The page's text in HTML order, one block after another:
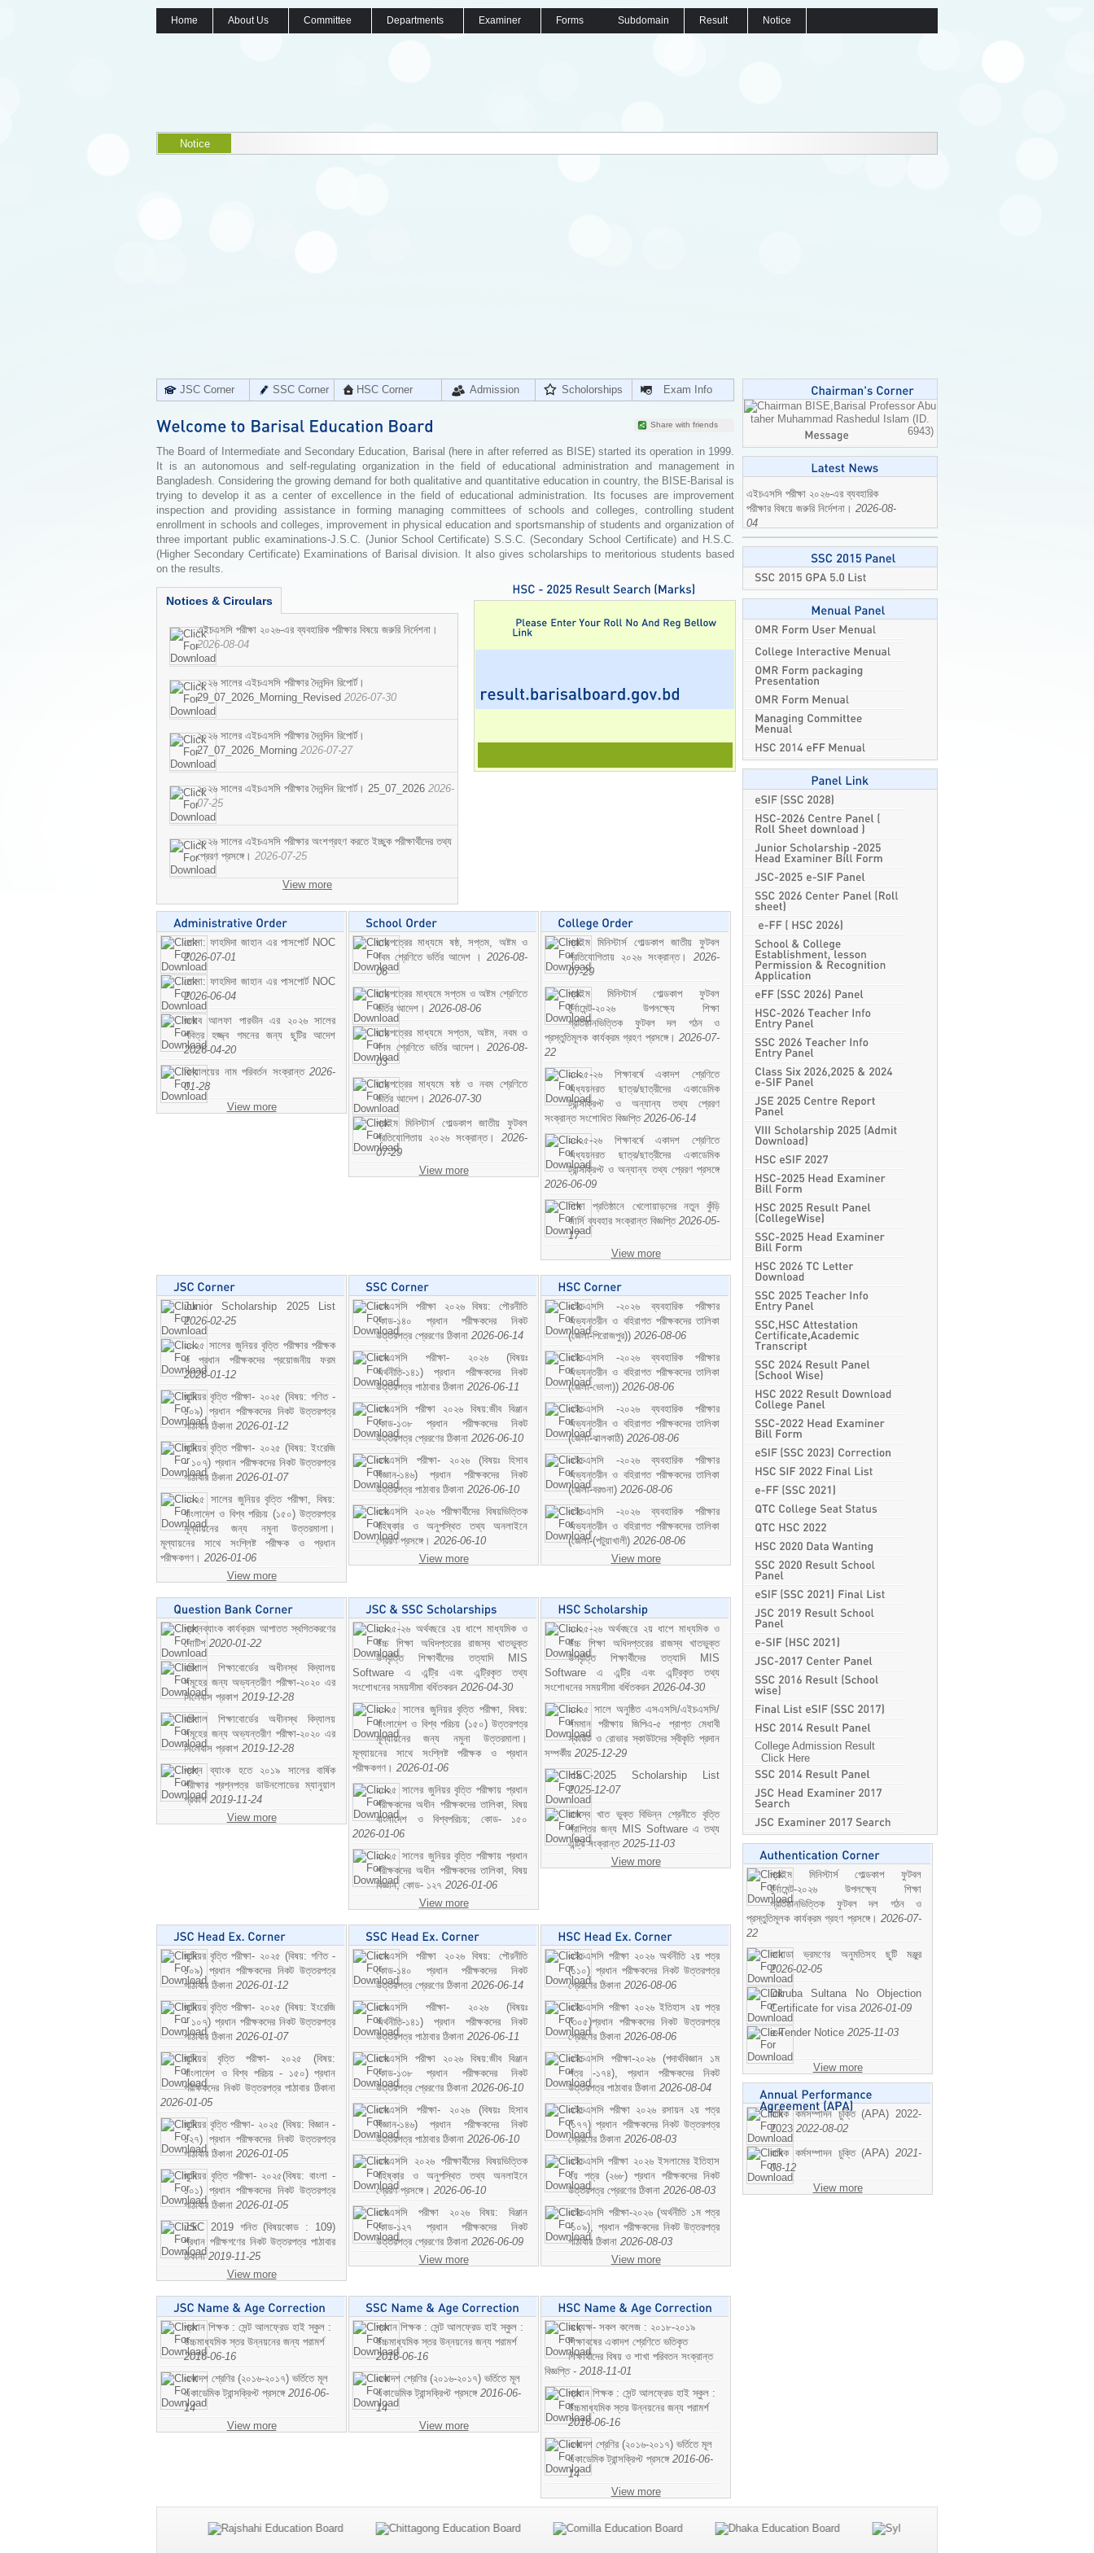
Home About Us Committee Departments Examiner Forms Subdomain Result Notice
Notice
JSC Corner SSC Corner HSC Corner Admission Scholorships Exam Info
Share with friends
The Board of Intermediate and Secondary Education, Barisal (here in after referred as BISE) started its operation in 1999.
It is an autonomous and self-regulating organization in the field of educational administration and management in
Bangladesh. Considering the growing demand for both qualitative and quantitative education in country, the BISE-Barisal is
trying to develop it as a center of excellence in the field of educational administration. Its focuses are improvement
inspection and providing assistance in forming managing committees of schools and colleges, controlling student
enrollment in schools and colleges, improvement in physical education and sportsmanship of students and organization of
three important public examinations-J.S.C. (Junior School Certificate) S.S.C. (Secondary School Certificate) and H.S.C.
(Higher Secondary Certificate) Examinations of Barisal division. It also gives scholarships to meritorious students based
on the results.
Notices & Circulars
এইচএসসি পরীক্ষা ২০২৬-এর ব্যবহারিক পরীক্ষার বিষয়ে জরুরি নির্দেশনা।
2026-08-04
২০২৬ সালের এইচএসসি পরীক্ষার দৈনন্দিন রিপোর্ট।
29_07_2026_Morning_Revised 2026-07-30
২০২৬ সালের এইচএসসি পরীক্ষার দৈনন্দিন রিপোর্ট।
27_07_2026_Morning 2026-07-27
২০২৬ সালের এইচএসসি পরীক্ষার দৈনন্দিন রিপোর্ট। 25_07_2026 2026-
07-25
২০২৬ সালের এইচএসসি পরীক্ষার অংশগ্রহণ করতে ইচ্ছুক পরীক্ষার্থীদের তথ্য
প্রেরণ প্রসঙ্গে। 2026-07-25
View more
মোসা: ফাহমিদা জাহান এর পাসপোর্ট NOC
2026-07-01
মোসা: ফাহমিদা জাহান এর পাসপোর্ট NOC
2026-06-04
জনাব আলফা পারভীন এর ২০২৬ সালের
পবিত্র হজ্জ্ব গমনের জন্য ছুটির আদেশ
2026-04-20
বিদ্যালয়ের নাম পরিবর্তন সংক্রান্ত 2026-
01-28
View more
ছাড়পত্রের মাধ্যমে ষষ্ঠ, সপ্তম, অষ্টম ও
নবম শ্রেণিতে ভর্তির আদেশ । 2026-08-
06
ছাড়পত্রের মাধ্যমে সপ্তম ও অষ্টম শ্রেণিতে
ভর্তির আদেশ। 2026-08-06
ছাড়পত্রের মাধ্যমে সপ্তম, অষ্টম, নবম ও
দশম শ্রেণিতে ভর্তির আদেশ। 2026-08-
03
ছাড়পত্রের মাধ্যমে ষষ্ঠ ও নবম শ্রেণিতে
ভর্তির আদেশ। 2026-07-30
প্রাইম মিনিস্টার্স গোল্ডকাপ জাতীয় ফুটবল
প্রতিযোগিতায় ২০২৬ সংক্রান্ত। 2026-
07-29
View more
প্রাইম মিনিস্টার্স গোল্ডকাপ জাতীয় ফুটবল
প্রতিযোগিতায় ২০২৬ সংক্রান্ত। 2026-
07-29
প্রাইম মিনিস্টার্স গোল্ডকাপ ফুটবল
টুর্নামেন্ট-২০২৬ উপলক্ষ্যে শিক্ষা
প্রতিষ্ঠানভিত্তিক ফুটবল দল গঠন ও
প্রস্তুতিমূলক কার্যক্রম গ্রহণ প্রসঙ্গে। 2026-07-
22
২০২৫-২৬ শিক্ষাবর্ষে একাদশ শ্রেণিতে
অধ্যয়নরত ছাত্র/ছাত্রীদের একাডেমিক
ট্রান্সক্রিপ্ট ও অন্যান্য তথ্য প্রেরণ
সংক্রান্ত সংশোধিত বিজ্ঞপ্তি 2026-06-14
২০২৫-২৬ শিক্ষাবর্ষে একাদশ শ্রেণিতে
অধ্যয়নরত ছাত্র/ছাত্রীদের একাডেমিক
ট্রান্সক্রিপ্ট ও অন্যান্য তথ্য প্রেরণ প্রসঙ্গে
2026-06-09
শিক্ষা প্রতিষ্ঠানে খেলোয়াড়দের নতুন কুঁড়ি
জার্সি ব্যবহার সংক্রান্ত বিজ্ঞপ্তি 2026-05-
17
View more
Junior Scholarship 2025 List
2026-02-25
২০২৫ সালের জুনিয়র বৃত্তি পরীক্ষার পরীক্ষক
ও প্রধান পরীক্ষকদের প্রয়োজনীয় ফরম
2026-01-12
জুনিয়র বৃত্তি পরীক্ষা- ২০২৫ (বিষয়: গণিত -
১০৯) প্রধান পরীক্ষকদের নিকট উত্তরপত্র
পাঠাবার ঠিকানা 2026-01-12
জুনিয়র বৃত্তি পরীক্ষা- ২০২৫ (বিষয়: ইংরেজি
- ১০৭) প্রধান পরীক্ষকদের নিকট উত্তরপত্র
পাঠাবার ঠিকানা 2026-01-07
২০২৫ সালের জুনিয়র বৃত্তি পরীক্ষা, বিষয়:
বাংলাদেশ ও বিশ্ব পরিচয় (১৫০) উত্তরপত্র
মূল্যায়নের জন্য নমুনা উত্তরমালা।
মূল্যায়নের সাথে সংশ্লিষ্ট পরীক্ষক ও প্রধান
পরীক্ষকগণ। 2026-01-06
View more
এসএসসি পরীক্ষা ২০২৬ বিষয়: পৌরনীতি
কোড-১৪০ প্রধান পরীক্ষকদের নিকট
উত্তরপত্র প্রেরণের ঠিকানা 2026-06-14
এসএসসি পরীক্ষা- ২০২৬ (বিষয়ঃ
অর্থনীতি-১৪১) প্রধান পরীক্ষকদের নিকট
উত্তরপত্র পাঠাবার ঠিকানা 2026-06-11
এসএসসি পরীক্ষা ২০২৬ বিষয়:জীব বিঞ্জান
কোড-১৩৮ প্রধান পরীক্ষকদের নিকট
উত্তরপত্র প্রেরণের ঠিকানা 2026-06-10
এসএসসি পরীক্ষা- ২০২৬ (বিষয়ঃ হিসাব
বিজ্ঞান-১৪৬) প্রধান পরীক্ষকদের নিকট
উত্তরপত্র পাঠাবার ঠিকানা 2026-06-10
এসএসসি ২০২৬ পরীক্ষার্থীদের বিষয়ভিত্তিক
বহিষ্কার ও অনুপস্থিত তথ্য অনলাইনে
প্রেরণ প্রসঙ্গে। 2026-06-10
View more
এইচএসসি -২০২৬ ব্যবহারিক পরীক্ষার
অভ্যন্তরীন ও বহিরাগত পরীক্ষকদের তালিকা
(জেলা-পিরোজপুর)) 2026-08-06
এইচএসসি -২০২৬ ব্যবহারিক পরীক্ষার
অভ্যন্তরীন ও বহিরাগত পরীক্ষকদের তালিকা
(জেলা-ভোলা)) 2026-08-06
এইচএসসি -২০২৬ ব্যবহারিক পরীক্ষার
অভ্যন্তরীন ও বহিরাগত পরীক্ষকদের তালিকা
(জেলা-ঝালকাঠি) 2026-08-06
এইচএসসি -২০২৬ ব্যবহারিক পরীক্ষার
অভ্যন্তরীন ও বহিরাগত পরীক্ষকদের তালিকা
(জেলা-বরগুনা) 2026-08-06
এইচএসসি -২০২৬ ব্যবহারিক পরীক্ষার
অভ্যন্তরীন ও বহিরাগত পরীক্ষকদের তালিকা
(জেলা-(পটুয়াখালী) 2026-08-06
View more
প্রশ্নব্যাংক কার্যক্রম আপাতত স্থগিতকরণের
নোটিশ 2020-01-22
বরিশাল শিক্ষাবোর্ডের অধীনস্থ বিদ্যালয়
সমূহের জন্য অভ্যন্তরীণ পরীক্ষা-২০২০ এর
সিলেবাস প্রকাশ 2019-12-28
বরিশাল শিক্ষাবোর্ডের অধীনস্থ বিদ্যালয়
সমূহের জন্য অভ্যন্তরীণ পরীক্ষা-২০২০ এর
সিলেবাস প্রকাশ 2019-12-28
প্রশ্ন ব্যাংক হতে ২০১৯ সালের বার্ষিক
পরীক্ষার প্রশ্নপত্র ডাউনলোডের ম্যানুয়াল
প্রকাশ 2019-11-24
View more
২০২৫-২৬ অর্থবছরে ২য় ধাপে মাধ্যমিক ও
উচ্চ শিক্ষা অধিদপ্তরের রাজস্ব খাতভুক্ত
উপবৃত্তি শিক্ষার্থীদের তত্যাদি MIS
Software এ এন্ট্রি এবং এন্ট্রিকৃত তথ্য
সংশোধনের সময়সীমা বর্ধিতকরন 2026-04-30
২০২৫ সালের জুনিয়র বৃত্তি পরীক্ষা, বিষয়:
বাংলাদেশ ও বিশ্ব পরিচয় (১৫০) উত্তরপত্র
মূল্যায়নের জন্য নমুনা উত্তরমালা।
মূল্যায়নের সাথে সংশ্লিষ্ট পরীক্ষক ও প্রধান
পরীক্ষকগণ। 2026-01-06
২০২৫ সালের জুনিয়র বৃত্তি পরীক্ষায় প্রধান
পরীক্ষকদের অধীন পরীক্ষকদের তালিকা, বিষয়
বাংলাদেশ ও বিশ্বপরিচয়; কোড- ১৫০
2026-01-06
২০২৫ সালের জুনিয়র বৃত্তি পরীক্ষায় প্রধান
পরীক্ষকদের অধীন পরীক্ষকদের তালিকা, বিষয়
বিজ্ঞান; কোড- ১২৭ 2026-01-06
View more
২০২৫-২৬ অর্থবছরে ২য় ধাপে মাধ্যমিক ও
উচ্চ শিক্ষা অধিদপ্তরের রাজস্ব খাতভুক্ত
উপবৃত্তি শিক্ষার্থীদের তত্যাদি MIS
Software এ এন্ট্রি এবং এন্ট্রিকৃত তথ্য
সংশোধনের সময়সীমা বর্ধিতকরন 2026-04-30
২০২৫ সালে অনুষ্ঠিত এসএসসি/এইচএসসি/
সমমান পরীক্ষায় জিপিএ-৫ প্রাপ্ত মেধাবী
স্কাউট ও রোভার স্কাউটদের স্বীকৃতি প্রদান
সম্পর্কীয় 2025-12-29
HSC-2025 Scholarship List
2025-12-07
রাজস্ব খাত ভুক্ত বিভিন্ন শ্রেনীতে বৃত্তি
প্রাপ্তির জন্য MIS Software এ তথ্য
এন্ট্রি সংক্রান্ত 2025-11-03
View more
জুনিয়র বৃত্তি পরীক্ষা- ২০২৫ (বিষয়: গণিত -
১০৯) প্রধান পরীক্ষকদের নিকট উত্তরপত্র
পাঠাবার ঠিকানা 2026-01-12
জুনিয়র বৃত্তি পরীক্ষা- ২০২৫ (বিষয়: ইংরেজি
- ১০৭) প্রধান পরীক্ষকদের নিকট উত্তরপত্র
পাঠাবার ঠিকানা 2026-01-07
জুনিয়র বৃত্তি পরীক্ষা- ২০২৫ (বিষয়:
বাংলাদেশ ও বিশ্ব পরিচয় - ১৫০) প্রধান
পরীক্ষকদের নিকট উত্তরপত্র পাঠাবার ঠিকানা
2026-01-05
জুনিয়র বৃত্তি পরীক্ষা- ২০২৫ (বিষয়: বিজ্ঞান -
১২৭) প্রধান পরীক্ষকদের নিকট উত্তরপত্র
পাঠাবার ঠিকানা 2026-01-05
জুনিয়র বৃত্তি পরীক্ষা- ২০২৫(বিষয়: বাংলা -
১০১) প্রধান পরীক্ষকদের নিকট উত্তরপত্র
পাঠাবার ঠিকানা 2026-01-05
JSC 2019 গনিত (বিষয়কোড : 109)
প্রধান পরীক্ষগণের নিকট উত্তরপত্র পাঠাবার
ঠিকানা2019-11-25
View more
এসএসসি পরীক্ষা ২০২৬ বিষয়: পৌরনীতি
কোড-১৪০ প্রধান পরীক্ষকদের নিকট
উত্তরপত্র প্রেরণের ঠিকানা 2026-06-14
এসএসসি পরীক্ষা- ২০২৬ (বিষয়ঃ
অর্থনীতি-১৪১) প্রধান পরীক্ষকদের নিকট
উত্তরপত্র পাঠাবার ঠিকানা 2026-06-11
এসএসসি পরীক্ষা ২০২৬ বিষয়:জীব বিঞ্জান
কোড-১৩৮ প্রধান পরীক্ষকদের নিকট
উত্তরপত্র প্রেরণের ঠিকানা 2026-06-10
এসএসসি পরীক্ষা- ২০২৬ (বিষয়ঃ হিসাব
বিজ্ঞান-১৪৬) প্রধান পরীক্ষকদের নিকট
উত্তরপত্র পাঠাবার ঠিকানা 2026-06-10
এসএসসি ২০২৬ পরীক্ষার্থীদের বিষয়ভিত্তিক
বহিষ্কার ও অনুপস্থিত তথ্য অনলাইনে
প্রেরণ প্রসঙ্গে। 2026-06-10
এসএসসি পরীক্ষা ২০২৬ বিষয়: বিঞ্জান
কোড-১২৭ প্রধান পরীক্ষকদের নিকট
উত্তরপত্র প্রেরণের ঠিকানা 2026-06-09
View more
এইচএসসি পরীক্ষা ২০২৬ অর্থনীতি ২য় পত্র
(১১০) প্রধান পরীক্ষকদের নিকট উত্তরপত্র
প্রেরণের ঠিকানা 2026-08-06
এইচএসসি পরীক্ষা ২০২৬ ইতিহাস ২য় পত্র
(৩০৫)প্রধান পরীক্ষকদের নিকট উত্তরপত্র
প্রেরণের ঠিকানা 2026-08-06
এইচএসসি পরীক্ষা-২০২৬ (পদার্থবিজ্ঞান ১ম
পত্র -১৭৪), প্রধান পরীক্ষকদের নিকট
উত্তরপত্র পাঠাবার ঠিকানা 2026-08-04
এইচএসসি পরীক্ষা ২০২৬ রসায়ন ২য় পত্র
(১৭৭) প্রধান পরীক্ষকদের নিকট উত্তরপত্র
প্রেরণের ঠিকানা 2026-08-03
এইচএসসি পরীক্ষা ২০২৬ ইসলামের ইতিহাস
২য় পত্র (২৬৮) প্রধান পরীক্ষকদের নিকট
উত্তরপত্র প্রেরণের ঠিকানা 2026-08-03
এইচএসসি পরীক্ষা-২০২৬ (অর্থনীতি ১ম পত্র
-১০৯), প্রধান পরীক্ষকদের নিকট উত্তরপত্র
পাঠাবার ঠিকানা 2026-08-03
View more
প্রধান শিক্ষক : সেন্ট আলফ্রেড হাই স্কুল :
উচ্চমাধ্যমিক স্তর উন্নয়নের জন্য পরামর্শ
2016-06-16
একাদশ শ্রেণির (২০১৬-২০১৭) ভর্তিতে মূল
একাডেমিক ট্রান্সক্রিপ্ট প্রসঙ্গে 2016-06-
14
View more
প্রধান শিক্ষক : সেন্ট আলফ্রেড হাই স্কুল :
উচ্চমাধ্যমিক স্তর উন্নয়নের জন্য পরামর্শ
2016-06-16
একাদশ শ্রেণির (২০১৬-২০১৭) ভর্তিতে মূল
একাডেমিক ট্রান্সক্রিপ্ট প্রসঙ্গে 2016-06-
14
View more
অধ্যক্ষ- সকল কলেজ : ২০১৮-২০১৯
শিক্ষাবষের একাদশ শ্রেণিতে ভতিকৃত
শিক্ষাথীদের বিষয় ও শাখা পরিবতন সংক্রান্ত
বিজ্ঞপ্তি - 2018-11-01
প্রধান শিক্ষক : সেন্ট আলফ্রেড হাই স্কুল :
উচ্চমাধ্যমিক স্তর উন্নয়নের জন্য পরামর্শ
2016-06-16
একাদশ শ্রেণির (২০১৬-২০১৭) ভর্তিতে মূল
একাডেমিক ট্রান্সক্রিপ্ট প্রসঙ্গে 2016-06-
14
View more
Professor Abu
taher Muhammad Rashedul Islam (ID.
6943)
এইচএসসি পরীক্ষা ২০২৬-এর ব্যবহারিক
পরীক্ষার বিষয়ে জরুরি নির্দেশনা।2026-08-
College Admission Result
Click Here
প্রাইম মিনিস্টার্স গোল্ডকাপ ফুটবল
টুর্নামেন্ট-২০২৬ উপলক্ষ্যে শিক্ষা
প্রতিষ্ঠানভিত্তিক ফুটবল দল গঠন ও
প্রস্তুতিমূলক কার্যক্রম গ্রহণ প্রসঙ্গে। 2026-07-
22
কানাডা ভ্রমণের অনুমতিসহ ছুটি মঞ্জুর
2026-02-05
Dilruba Sultana No Objection
Certificate for visa 2026-01-09
e-Tender Notice 2025-11-03
View more
বাষিক কর্মসম্পাদন চুক্তি (APA) 2022-
2023 2022-08-02
বাষিক কর্মসম্পাদন চুক্তি (APA) 2021-
08-12
View more